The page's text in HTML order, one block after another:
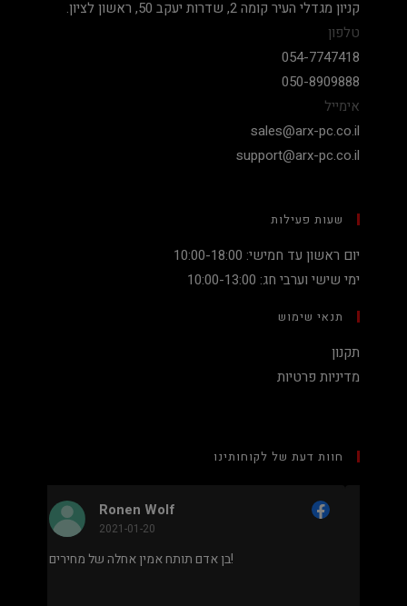
קניון מגדלי העיר קומה 2, שדרות יעקב 50, ראשון לציון.
טלפון
054-7747418
050-8909888
אימייל
sales@arx-pc.co.il
support@arx-pc.co.il
שעות פעילות
יום ראשון עד חמישי: 10:00-18:00
ימי שישי וערבי חג: 10:00-13:00
תנאי שימוש
תקנון
מדיניות פרטיות
חוות דעת של לקוחותינו
מחיר נמוך והוגן למעבד 5900X בלי שצריך לקנות